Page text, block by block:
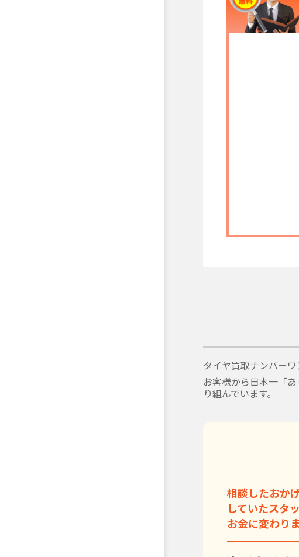
タイヤ買取ナンバー
お客様から日本一「
り組んでいます。
相談したおか
していたスタ
お金に変わり